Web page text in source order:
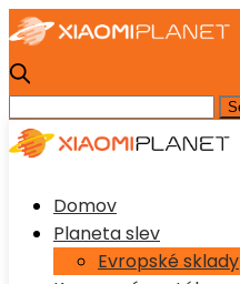
Domov
Planeta slev
Evropské sklady